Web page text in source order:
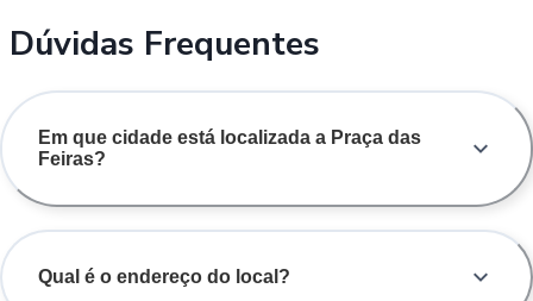
Dúvidas Frequentes
Em que cidade está localizada a Praça das
Feiras?
Qual é o endereço do local?